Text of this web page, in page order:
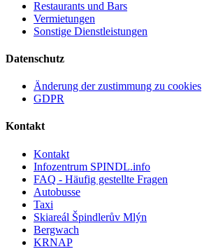
Restaurants und Bars
Vermietungen
Sonstige Dienstleistungen
Datenschutz
Änderung der zustimmung zu cookies
GDPR
Kontakt
Kontakt
Infozentrum SPINDL.info
FAQ - Häufig gestellte Fragen
Autobusse
Taxi
Skiareál Špindlerův Mlýn
Bergwach
KRNAP